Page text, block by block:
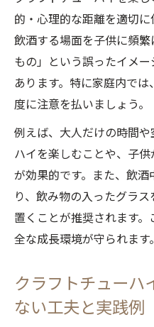
的・心理的な距離を適切
飲酒する場面を子供に頻
もの」という誤ったイメ
あります。特に家庭内で
度に注意を払いましょう。
例えば、大人だけの時間
ハイを楽しむことや、子
が効果的です。また、飲
り、飲み物の入ったグラ
置くことが推奨されます
全な成長環境が守られます。
クラフトチューハ
ない工夫と実践例